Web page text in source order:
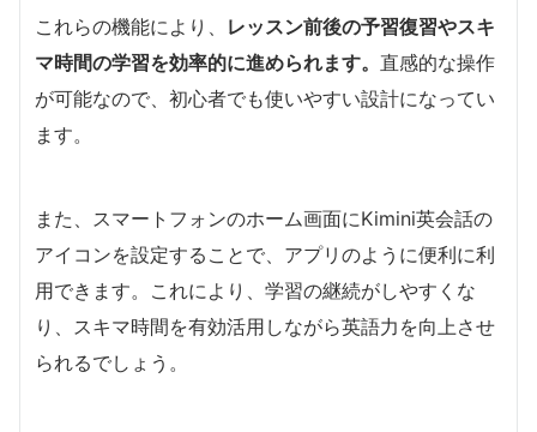
これらの機能により、 レッスン前後の予習復習やスキ
マ時間の学習を効率的に進められます。 直感的な操作
が可能なので、初心者でも使いやすい設計になってい
ます。
また、スマートフォンのホーム画面にKimini英会話の
アイコンを設定することで、アプリのように便利に利
用できます。これにより、学習の継続がしやすくな
り、スキマ時間を有効活用しながら英語力を向上させ
られるでしょう。